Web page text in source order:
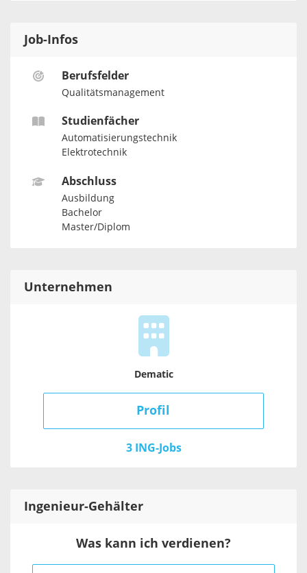
Job-Infos
Berufsfelder
Qualitätsmanagement
Studienfächer
Automatisierungstechnik
Elektrotechnik
Abschluss
Ausbildung
Bachelor
Master/Diplom
Unternehmen
Dematic
Profil
3 ING-Jobs
Ingenieur-Gehälter
Was kann ich verdienen?